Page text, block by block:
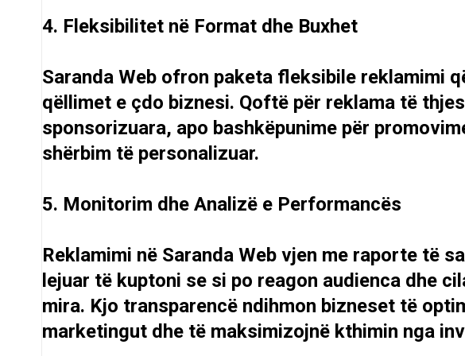
4. Fleksibilitet në Format dhe Buxhet
Saranda Web ofron paketa fleksibile reklamimi
qëllimet e çdo biznesi. Qoftë për reklama të
sponsorizuara, apo bashkëpunime për
shërbim të personalizuar.
5. Monitorim dhe Analizë e Performancës
Reklamimi në Saranda Web vjen me raporte të
lejuar të kuptoni se si po reagon audienca dhe
mira. Kjo transparencë ndihmon bizneset të
marketingut dhe të maksimizojnë kthimin nga